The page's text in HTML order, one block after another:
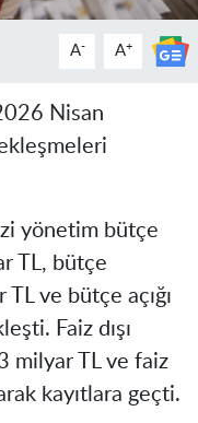
A- A+
Nisan
yönetim bütçe
TL, bütçe
ve bütçe açığı
Faiz dışı
milyar TL ve faiz
kayıtlara geçti.